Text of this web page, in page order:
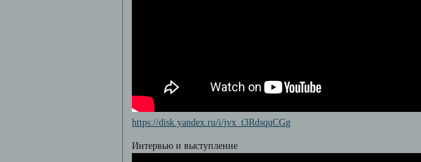
https://disk.yandex.ru/i/jvx_t3RdsquCGg
Интервью и выступление